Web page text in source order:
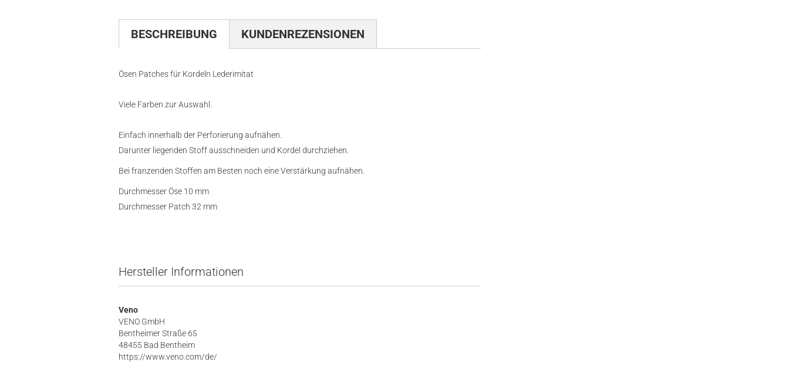
BESCHREIBUNG KUNDENREZENSIONEN
Ösen Patches für Kordeln Lederimitat
Viele Farben zur Auswahl.
Einfach innerhalb der Perforierung aufnähen.
Darunter liegenden Stoff ausschneiden und Kordel durchziehen.
Bei franzenden Stoffen am Besten noch eine Verstärkung aufnähen.
Durchmesser Öse 10 mm
Durchmesser Patch 32 mm
Hersteller Informationen
Veno
VENO GmbH
Bentheimer Straße 65
48455 Bad Bentheim
https://www.veno.com/de/